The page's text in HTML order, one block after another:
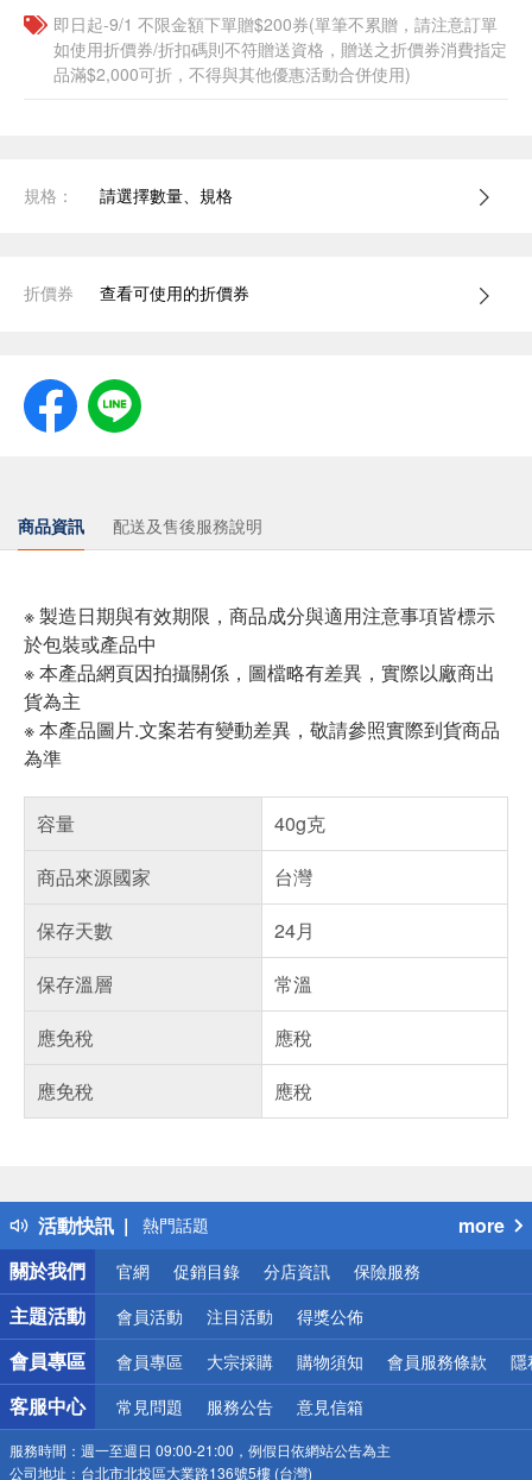
即日起-9/1 不限金額下單贈$200券(單筆不累贈，請注意訂單
如使用折價券/折扣碼則不符贈送資格，贈送之折價券消費指定
品滿$2,000可折，不得與其他優惠活動合併使用)
規格： 請選擇數量、規格
折價券 查看可使用的折價券
商品資訊 配送及售後服務說明
※ 製造日期與有效期限，商品成分與適用注意事項皆標示
於包裝或產品中
※ 本產品網頁因拍攝關係，圖檔略有差異，實際以廠商出
貨為主
※ 本產品圖片.文案若有變動差異，敬請參照實際到貨商品
為準
容量
40g克
商品來源國家
台灣
保存天數
24月
保存溫層
常溫
應免稅
應稅
應免稅
應稅
活動快訊
得獎公告
熱門話題
銀行優惠
偏遠地區配送
詐騙網頁！請小心！
more
關於我們
官網 促銷目錄 分店資訊 保險服務
主題活動 會員活動 注目活動 得獎公佈
會員專區 會員專區 大宗採購 購物須知 會員服務條款 隱
客服中心 常見問題 服務公告 意見信箱
服務時間： 週一至週日 09:00-21:00，例假日依網站公告為主
公司地址： 台北市北投區大業路136號5樓 (台灣)